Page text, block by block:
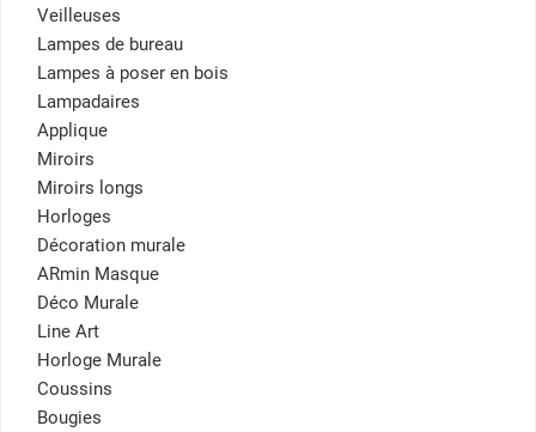
Veilleuses
Lampes de bureau
Lampes à poser en bois
Lampadaires
Applique
Miroirs
Miroirs longs
Horloges
Décoration murale
ARmin Masque
Déco Murale
Line Art
Horloge Murale
Coussins
Bougies